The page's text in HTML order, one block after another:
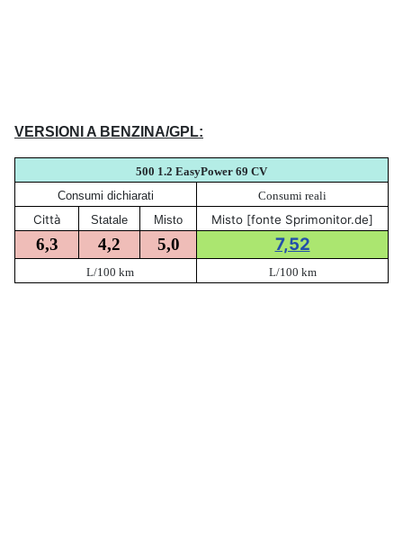
VERSIONI A BENZINA/GPL:
500 1.2 EasyPower 69 CV
Consumi dichiarati
Consumi reali
Città Statale Misto Misto [fonte Sprimonitor.de]
6,3 4,2 5,0 7,52
L/100 km L/100 km